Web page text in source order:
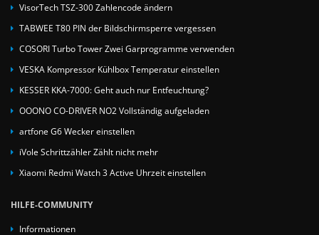
VisorTech TSZ-300 Zahlencode ändern
TABWEE T80 PIN der Bildschirmsperre vergessen
COSORI Turbo Tower Zwei Garprogramme verwenden
VESKA Kompressor Kühlbox Temperatur einstellen
KESSER KKA-7000: Geht auch nur Entfeuchtung?
OOONO CO-DRIVER NO2 Vollständig aufgeladen
artfone G6 Wecker einstellen
iVole Schrittzähler Zählt nicht mehr
Xiaomi Redmi Watch 3 Active Uhrzeit einstellen
HILFE-COMMUNITY
Informationen